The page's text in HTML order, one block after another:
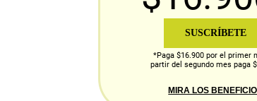
SUSCRÍBETE
*Paga $16.900 por el primer
partir del segundo mes paga
MIRA LOS